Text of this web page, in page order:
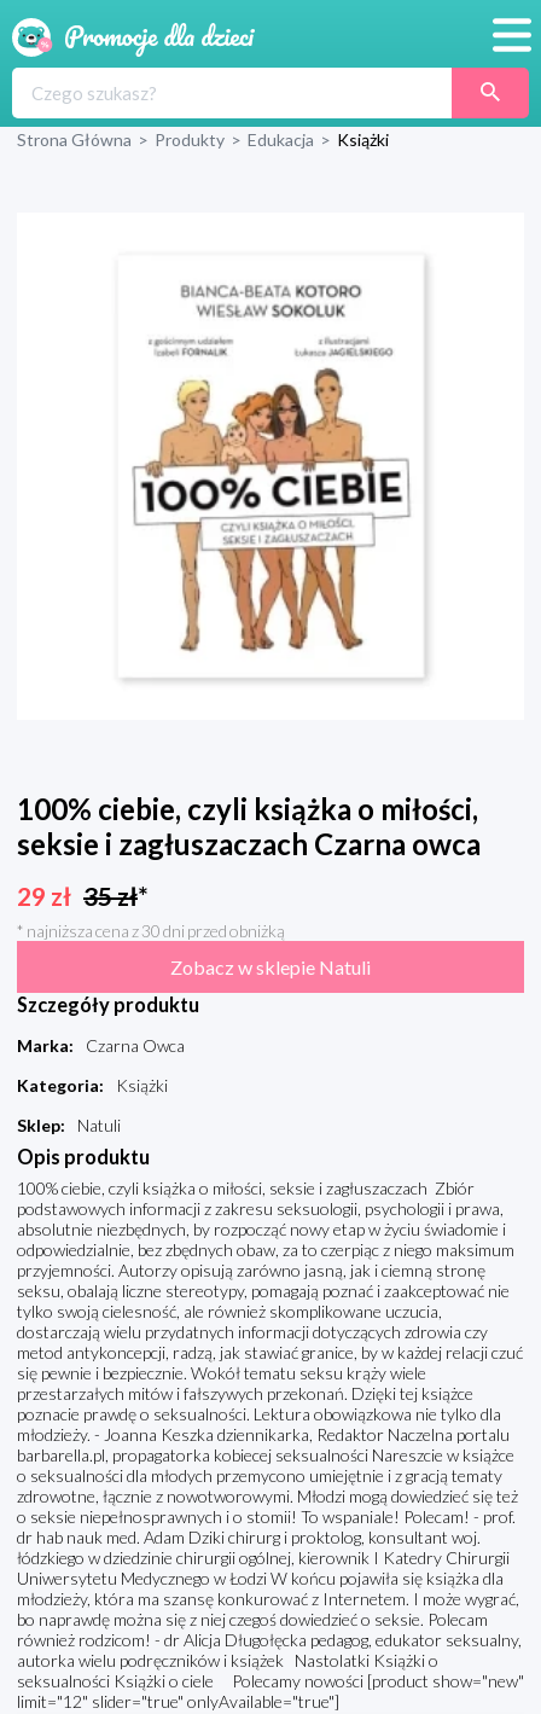
Produkty
Wyprawka
Strona Główna > Produkty > Edukacja > Książki
100% ciebie, czyli książka o miłości,
seksie i zagłuszaczach Czarna owca
29 zł 35zł*
* najniższa cena z 30 dni przed obniżką
Zobacz w sklepie Natuli
Szczegóły produktu
Marka:
Czarna Owca
Kategoria:
Książki
Sklep: Natuli
Opis produktu
100% ciebie, czyli książka o miłości, seksie i zagłuszaczach Zbiór
podstawowych informacji z zakresu seksuologii, psychologii i prawa,
absolutnie niezbędnych, by rozpocząć nowy etap w życiu świadomie i
odpowiedzialnie, bez zbędnych obaw, za to czerpiąc z niego maksimum
przyjemności. Autorzy opisują zarówno jasną, jak i ciemną stronę
seksu, obalają liczne stereotypy, pomagają poznać i zaakceptować nie
tylko swoją cielesność, ale również skomplikowane uczucia,
dostarczają wielu przydatnych informacji dotyczących zdrowia czy
metod antykoncepcji, radzą, jak stawiać granice, by w każdej relacji czuć
się pewnie i bezpiecznie. Wokół tematu seksu krąży wiele
przestarzałych mitów i fałszywych przekonań. Dzięki tej książce
poznacie prawdę o seksualności. Lektura obowiązkowa nie tylko dla
młodzieży. - Joanna Keszka dziennikarka, Redaktor Naczelna portalu
barbarella.pl, propagatorka kobiecej seksualności Nareszcie w książce
o seksualności dla młodych przemycono umiejętnie i z gracją tematy
zdrowotne, łącznie z nowotworowymi. Młodzi mogą dowiedzieć się też
o seksie niepełnosprawnych i o stomii! To wspaniale! Polecam! - prof.
dr hab nauk med. Adam Dziki chirurg i proktolog, konsultant woj.
łódzkiego w dziedzinie chirurgii ogólnej, kierownik I Katedry Chirurgii
Uniwersytetu Medycznego w Łodzi W końcu pojawiła się książka dla
młodzieży, która ma szansę konkurować z Internetem. I może wygrać,
bo naprawdę można się z niej czegoś dowiedzieć o seksie. Polecam
również rodzicom! - dr Alicja Długołęcka pedagog, edukator seksualny,
autorka wielu podręczników i książek Nastolatki Książki o
seksualności Książki o ciele Polecamy nowości [product show="new"
limit="12" slider="true" onlyAvailable="true"]